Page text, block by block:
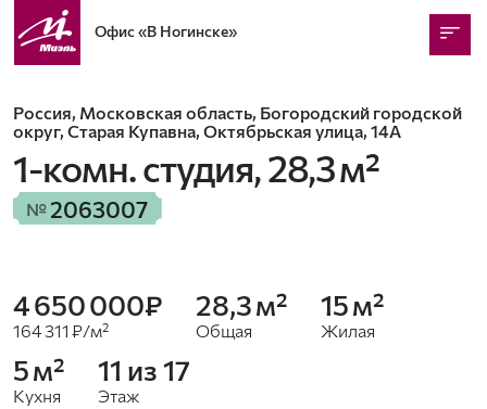
Офис«В Ногинске»
Россия, Московская область, Богородский городской
округ, Старая Купавна, Октябрьская улица, 14А
1-комн. студия,28,3 м²
№ 2063007
4 650 000₽
164 311 ₽/м²
28,3 м²
Общая
15 м²
Жилая
5 м²
Кухня
11 из 17
Этаж